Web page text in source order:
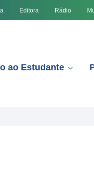
Editora Rádio
ao Estudante